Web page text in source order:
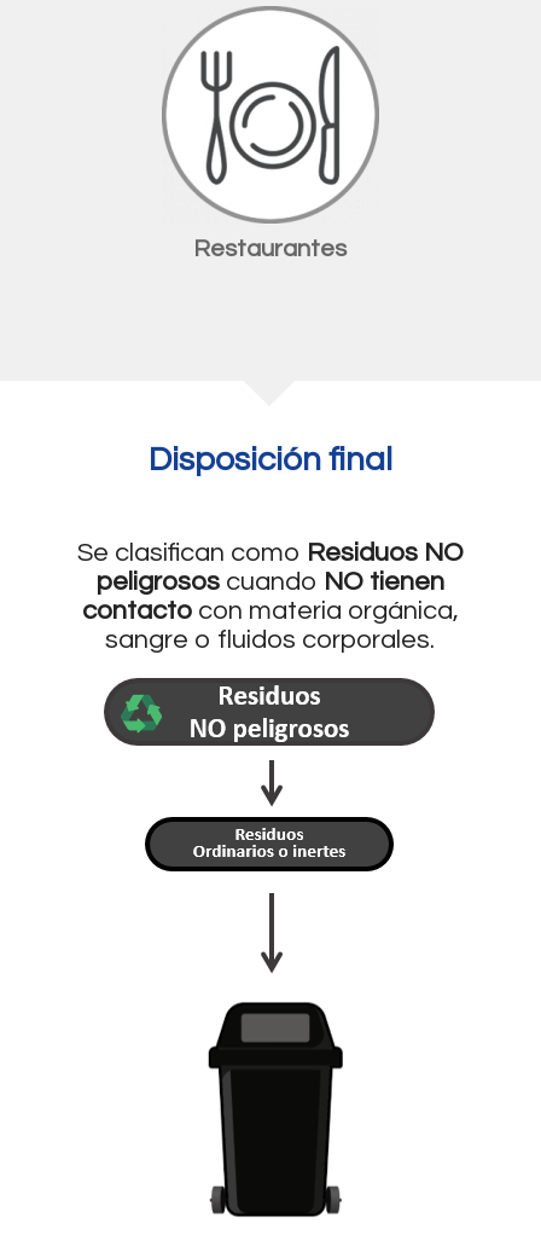
Restaurantes
Disposición final
Se clasifican como Residuos NO
peligrososcuando NO tienen
contactocon materia orgánica,
sangre o fluidos corporales.